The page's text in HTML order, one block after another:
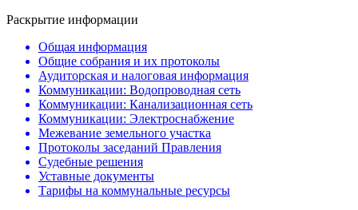
Раскрытие информации
Общая информация
Общие собрания и их протоколы
Аудиторская и налоговая информация
Коммуникации: Водопроводная сеть
Коммуникации: Канализационная сеть
Коммуникации: Электроснабжение
Межевание земельного участка
Протоколы заседаний Правления
Судебные решения
Уставные документы
Тарифы на коммунальные ресурсы